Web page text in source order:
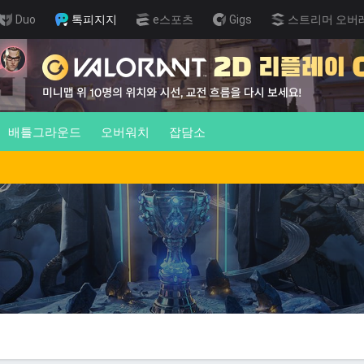
Duo 톡피지지 e스포츠 Gigs 스트리머 오버
배틀그라운드 오버워치 잡담소